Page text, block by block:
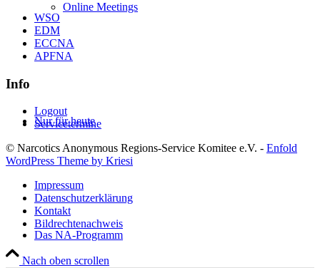
Online Meetings
Nur für heute
Das NA-Programm
WSO
EDM
ECCNA
APFNA
Info
Logout
Servicetermine
© Narcotics Anonymous Regions-Service Komitee e.V. - Enfold
WordPress Theme by Kriesi
Impressum
Datenschutzerklärung
Kontakt
Bildrechtenachweis
Nach oben scrollen